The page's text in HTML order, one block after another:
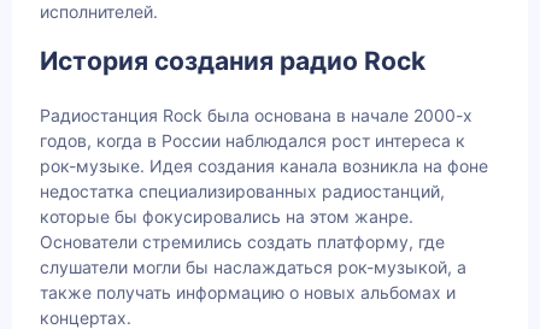
исполнителей.
История создания радио Rock
Радиостанция Rock была основана в начале 2000-х
годов, когда в России наблюдался рост интереса к
рок-музыке. Идея создания канала возникла на фоне
недостатка специализированных радиостанций,
которые бы фокусировались на этом жанре.
Основатели стремились создать платформу, где
слушатели могли бы наслаждаться рок-музыкой, а
также получать информацию о новых альбомах и
концертах.